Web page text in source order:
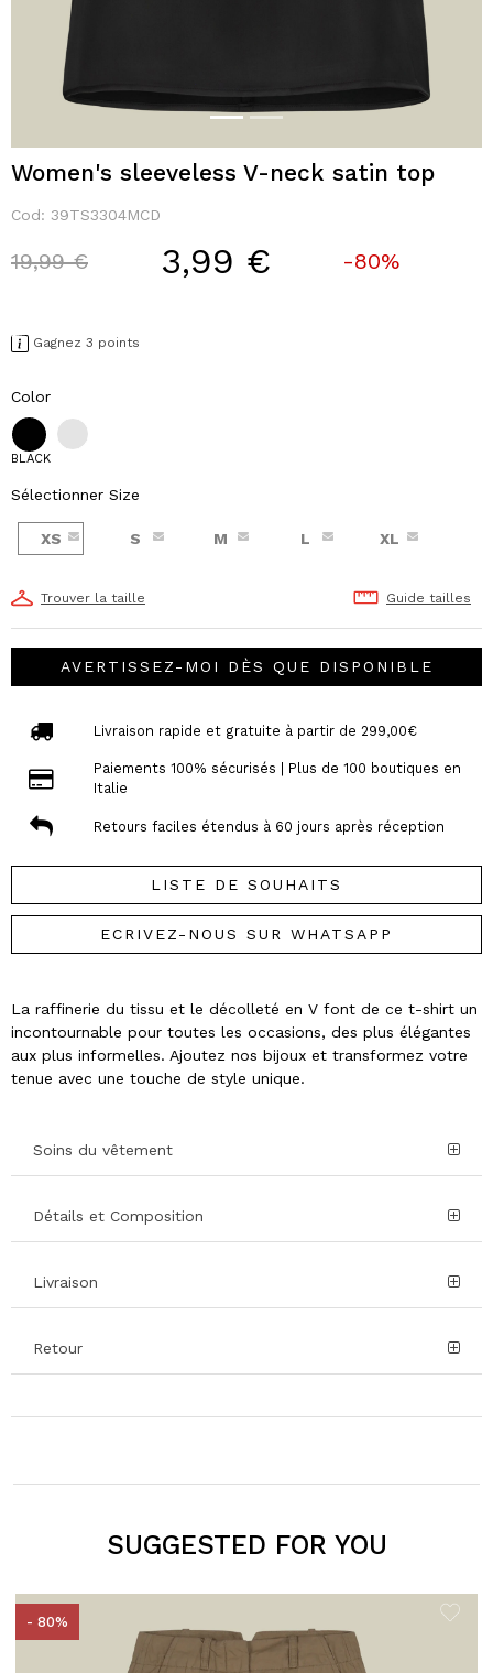
Women's sleeveless V-neck satin top
Cod: 39TS3304MCD
Price reduced from
19,99 €to 3,99 € -80%
Gagnez 3 points
Color
BLACK
Sélectionner Size
XS S M L XL
Trouver la taille Guide tailles
AVERTISSEZ-MOI DÈS QUE DISPONIBLE
Livraison rapide et gratuite à partir de 299,00€
Paiements 100% sécurisés | Plus de 100 boutiques en
Italie
Retours faciles étendus à 60 jours après réception
LISTE DE SOUHAITS
ECRIVEZ-NOUS SUR WHATSAPP
La raffinerie du tissu et le décolleté en V font de ce t-shirt un
incontournable pour toutes les occasions, des plus élégantes
aux plus informelles. Ajoutez nos bijoux et transformez votre
tenue avec une touche de style unique.
Soins du vêtement
Détails et Composition
Livraison
Retour
SUGGESTED FOR YOU
- 80%